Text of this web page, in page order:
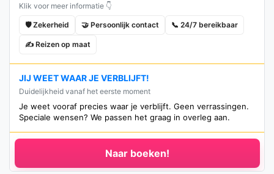
Klik voor meer informatie 👇
🛡️ Zekerheid 🤝 Persoonlijk contact 📞 24/7 bereikbaar
✍️ Reizen op maat
JIJ WEET WAAR JE VERBLIJFT!
Duidelijkheid vanaf het eerste moment
Je weet vooraf precies waar je verblijft. Geen verrassingen.
Speciale wensen? We passen het graag in overleg aan.
Naar boeken!